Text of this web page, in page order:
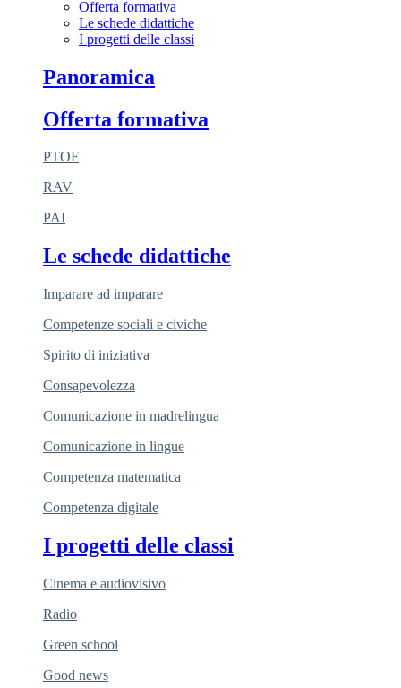
Offerta formativa
Le schede didattiche
I progetti delle classi
Panoramica
Offerta formativa
PTOF
RAV
PAI
Le schede didattiche
Imparare ad imparare
Competenze sociali e civiche
Spirito di iniziativa
Consapevolezza
Comunicazione in madrelingua
Comunicazione in lingue
Competenza matematica
Competenza digitale
I progetti delle classi
Cinema e audiovisivo
Radio
Green school
Good news